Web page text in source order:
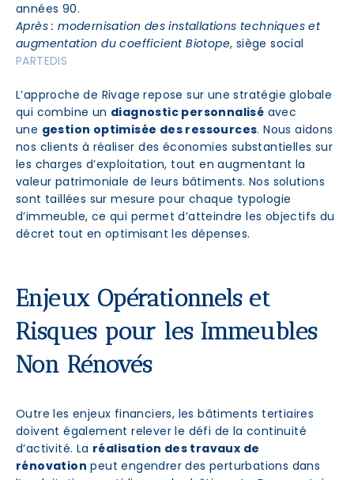
années 90.
Après : modernisation des installations techniques et
augmentation du coefficient Biotope, siège social
PARTEDIS
L’approche de Rivage repose sur une stratégie globale
qui combine un diagnostic personnalisé avec
une gestion optimisée des ressources. Nous aidons
nos clients à réaliser des économies substantielles sur
les charges d’exploitation, tout en augmentant la
valeur patrimoniale de leurs bâtiments. Nos solutions
sont taillées sur mesure pour chaque typologie
d’immeuble, ce qui permet d’atteindre les objectifs du
décret tout en optimisant les dépenses.
Enjeux Opérationnels et
Risques pour les Immeubles
Non Rénovés
Outre les enjeux financiers, les bâtiments tertiaires
doivent également relever le défi de la continuité
d’activité. La réalisation des travaux de
rénovation peut engendrer des perturbations dans